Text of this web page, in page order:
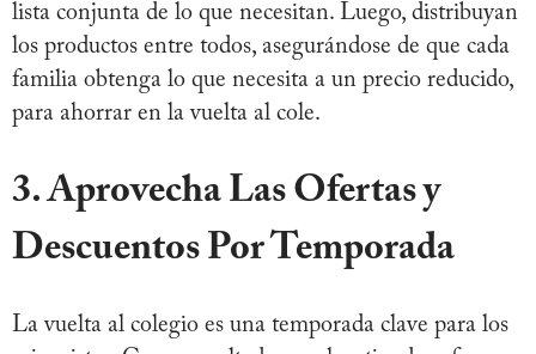
lista conjunta de lo que necesitan. Luego, distribuyan
los productos entre todos, asegurándose de que cada
familia obtenga lo que necesita a un precio reducido,
para ahorrar en la vuelta al cole.
3. Aprovecha Las Ofertas y
Descuentos Por Temporada
La vuelta al colegio es una temporada clave para los